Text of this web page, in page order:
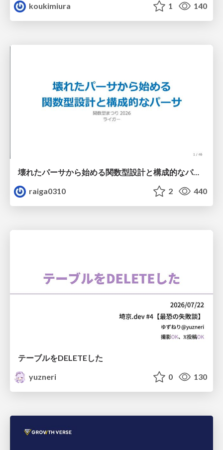
koukimiura
1 140
壊れたパーサから始める関数型設計と構成的なパーサ #fp_matsuri
raiga0310
2 440
テーブルをDELETEした
yuzneri
0 130